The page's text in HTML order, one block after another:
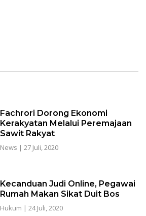
Fachrori Dorong Ekonomi
Kerakyatan Melalui Peremajaan
Sawit Rakyat
News | 27 Juli, 2020
Kecanduan Judi Online, Pegawai
Rumah Makan Sikat Duit Bos
Hukum | 24 Juli, 2020